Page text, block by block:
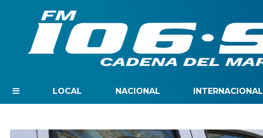
LOCAL NACIONAL INTERNACIONAL